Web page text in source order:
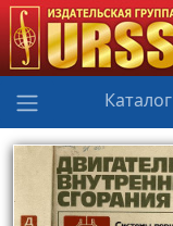
Каталог